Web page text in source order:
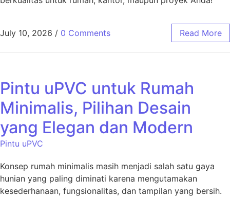
July 10, 2026 / 0 Comments Read More
Pintu uPVC untuk Rumah
Minimalis, Pilihan Desain
yang Elegan dan Modern
Pintu uPVC
Konsep rumah minimalis masih menjadi salah satu gaya
hunian yang paling diminati karena mengutamakan
kesederhanaan, fungsionalitas, dan tampilan yang bersih.